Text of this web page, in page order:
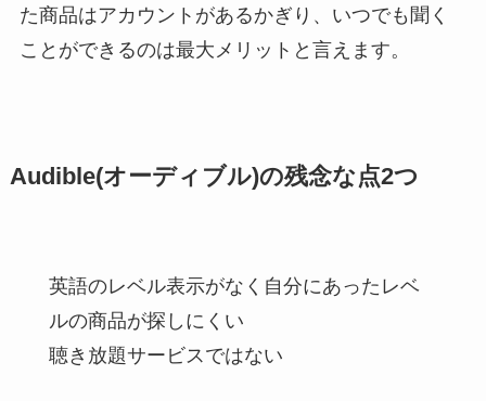
た商品はアカウントがあるかぎり、いつでも聞く
ことができるのは最大メリットと言えます。
Audible(オーディブル)の残念な点2つ
英語のレベル表示がなく自分にあったレベ
ルの商品が探しにくい
聴き放題サービスではない